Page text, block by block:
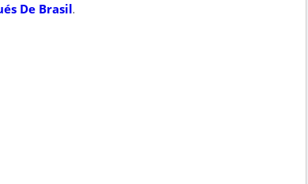
De Brasil.